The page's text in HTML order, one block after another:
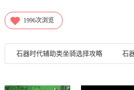
1996次浏览
石器时代辅助类坐骑选择攻略 石